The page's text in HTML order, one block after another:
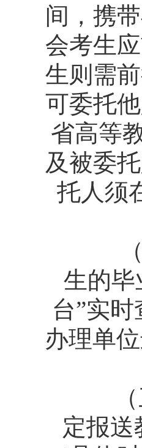
间，携
会考生
生则需
可委托
省高等
及被委
托人须
（二
生的毕
台”实
办理单
（三
定报送